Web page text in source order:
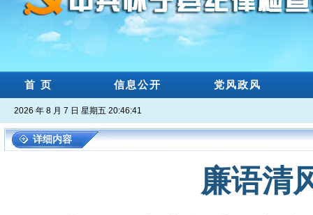
首 页 信息公开 党风政风
2026 年 8 月 7 日 星期五 20:46:42
详细内容
廉语清